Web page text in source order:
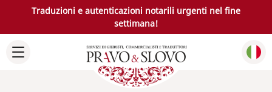
Traduzioni e autenticazioni notarili urgenti nel fine
settimana!